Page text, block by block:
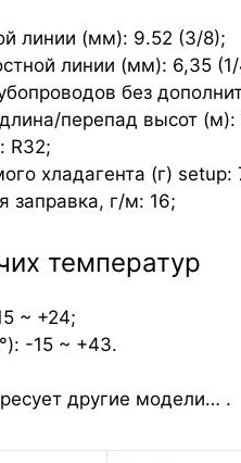
линии (мм): 9.52 (3/8);
линии (мм): 6,35
без
перепад высот (м):
R32;
хладагента (г) setup:
заправка, г/м: 16;
температур
~ +24;
-15 ~ +43.
другие модели… .